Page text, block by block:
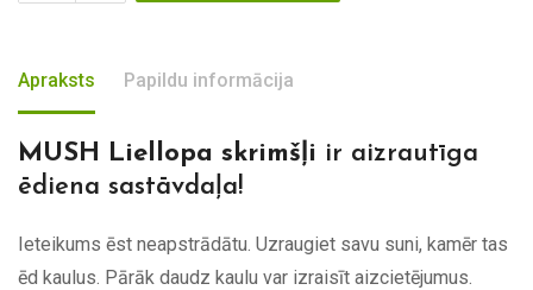
Apraksts Papildu informācija
MUSH Liellopa skrimšļi ir aizrautīga
ēdiena sastāvdaļa!
Ieteikums ēst neapstrādātu. Uzraugiet savu suni, kamēr tas
ēd kaulus. Pārāk daudz kaulu var izraisīt aizcietējumus.